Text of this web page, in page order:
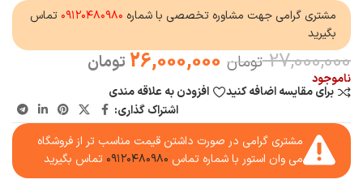
مشتری گرامی جهت مشاوره تخصصی با شماره ۰۹۱۲۰۴۸۰۹۸۰ تماس
بگیرید
27,000,000 تومان 26,000,000 تومان
ناموجود
برای مقایسه اضافه کنید
افزودن به علاقه مندی
اشتراک گذاری:
مشتری گرامی در صورت داشتن قیمت مناسب تر از فروشگاه
می وان استور با شماره تماس ۰۹۱۲۰۴۸۰۹۸۰ تماس بگیرید